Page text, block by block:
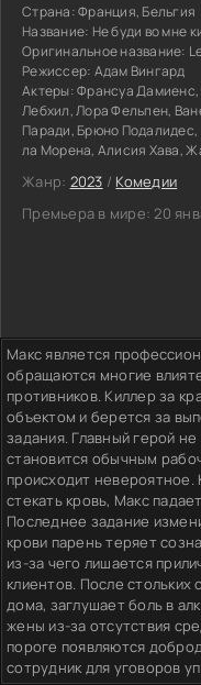
Страна:Франция, Бельгия
Название: Не буди во мне
Оригинальное название:
Режиссер: Адам Вингард
Актеры:Франсуа
Лебхил, Лора Фельпен,
Паради, Брюно
ла Морена, Алисия Хава,
Жанр: 2023 / Комедии
Премьера в мире: 20
Макс является
обращаются многие
противников. Киллер за
объектом и берется за
задания. Главный герой
становится обычным
происходит невероятное.
стекать кровь, Макс
Последнее задание
крови парень теряет
из-за чего лишается
клиентов. После
дома, заглушает боль в
жены из-за отсутствия
пороге появляются
сотрудник для уговоров